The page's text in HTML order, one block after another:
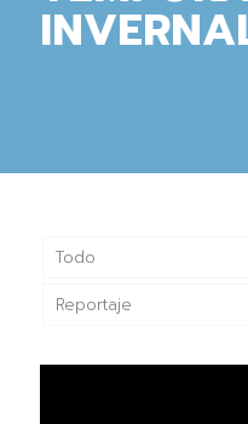
Todo
Reportaje